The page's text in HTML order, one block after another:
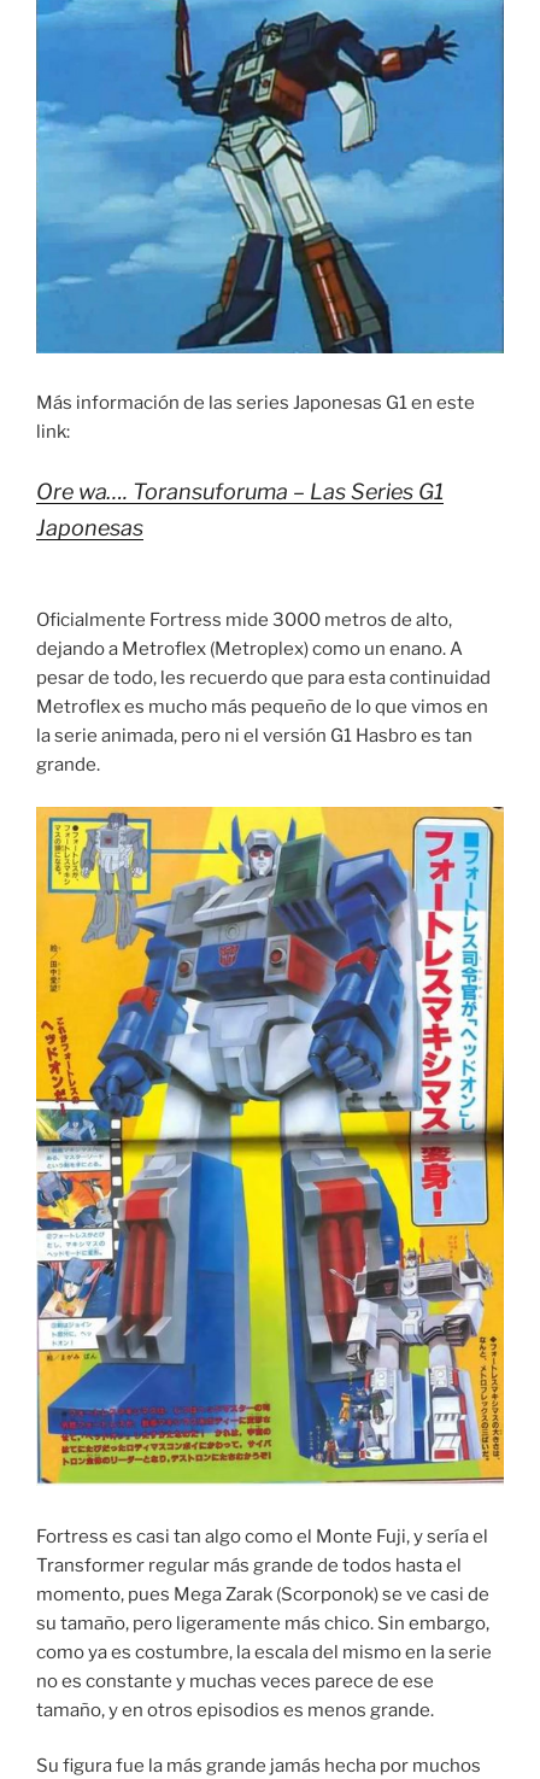
Más información de las series Japonesas G1 en este
link:
Ore wa…. Toransuforuma – Las Series G1
Japonesas
Oficialmente Fortress mide 3000 metros de alto,
dejando a Metroflex (Metroplex) como un enano. A
pesar de todo, les recuerdo que para esta continuidad
Metroflex es mucho más pequeño de lo que vimos en
la serie animada, pero ni el versión G1 Hasbro es tan
grande.
Fortress es casi tan algo como el Monte Fuji, y sería el
Transformer regular más grande de todos hasta el
momento, pues Mega Zarak (Scorponok) se ve casi de
su tamaño, pero ligeramente más chico. Sin embargo,
como ya es costumbre, la escala del mismo en la serie
no es constante y muchas veces parece de ese
tamaño, y en otros episodios es menos grande.
Su figura fue la más grande jamás hecha por muchos